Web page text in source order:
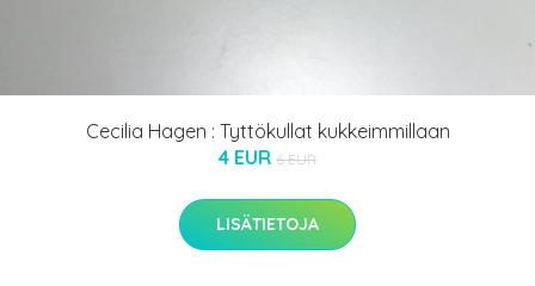
Cecilia Hagen : Tyttökullat kukkeimmillaan
4 EUR 6 EUR
LISÄTIETOJA